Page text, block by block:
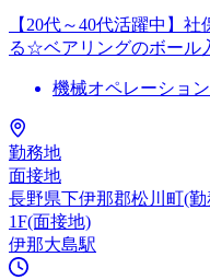
【20代～40代活躍中】
る☆ベアリングのボール
機械オペレーション
勤務地
面接地
長野県下伊那郡松川町(
1F(面接地)
伊那大島駅